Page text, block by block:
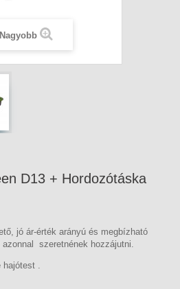
Nagyobb
D13 + Hordozótáska
jó ár-érték arányú és megbízható
szeretnének hozzájutni.
hajótest .